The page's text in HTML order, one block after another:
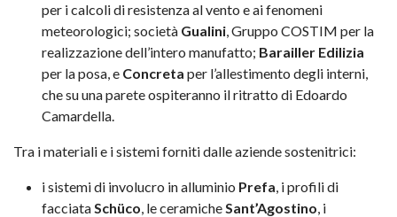
per i calcoli di resistenza al vento e ai fenomeni
meteorologici; società Gualini, Gruppo COSTIM per la
realizzazione dell’intero manufatto; Barailler Edilizia
per la posa, e Concreta per l’allestimento degli interni,
che su una parete ospiteranno il ritratto di Edoardo
Camardella.
Tra i materiali e i sistemi forniti dalle aziende sostenitrici:
i sistemi di involucro in alluminio Prefa, i profili di
facciataSchüco, le ceramicheSant’Agostino, i